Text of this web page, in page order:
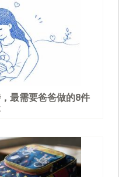
最需要爸爸做的8件